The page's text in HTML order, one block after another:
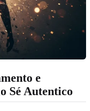
e
Sé Autentico